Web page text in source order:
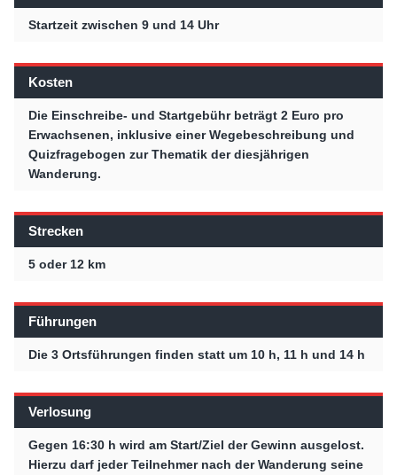
Startzeit zwischen 9 und 14 Uhr
Kosten
Die Einschreibe- und Startgebühr beträgt 2 Euro pro
Erwachsenen, inklusive einer Wegebeschreibung und
Quizfragebogen zur Thematik der diesjährigen
Wanderung.
Strecken
5 oder 12 km
Führungen
Die 3 Ortsführungen finden statt um 10 h, 11 h und 14 h
Verlosung
Gegen 16:30 h wird am Start/Ziel der Gewinn ausgelost.
Hierzu darf jeder Teilnehmer nach der Wanderung seine